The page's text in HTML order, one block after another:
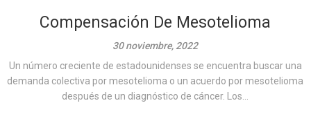
Compensación De Mesotelioma
30 noviembre, 2022
Un número creciente de estadounidenses se encuentra buscar una
demanda colectiva por mesotelioma o un acuerdo por mesotelioma
después de un diagnóstico de cáncer. Los...